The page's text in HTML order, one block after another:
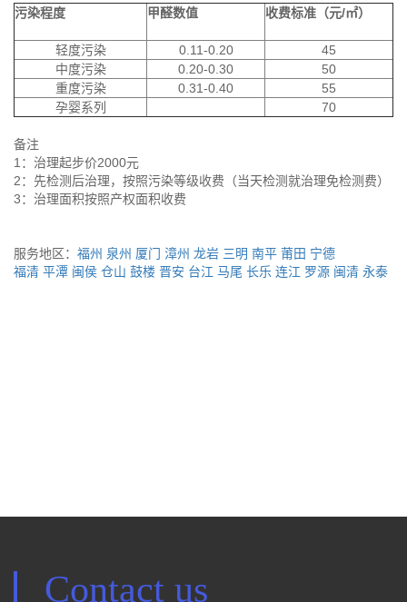
污染程度 甲醛数值 收费标准（元/㎡）
轻度污染 0.11-0.20
45
中度污染
0.20-0.30
50
重度污染
0.31-0.40
55
孕婴系列
70
备注
1：治理起步价2000元
2：先检测后治理，按照污染等级收费（当天检测就治理免检测费）
3：治理面积按照产权面积收费
服务地区： 福州 泉州 厦门 漳州 龙岩 三明 南平 莆田 宁德
福清 平潭 闽侯 仓山 鼓楼 晋安 台江 马尾 长乐 连江 罗源 闽清 永泰
Contact us